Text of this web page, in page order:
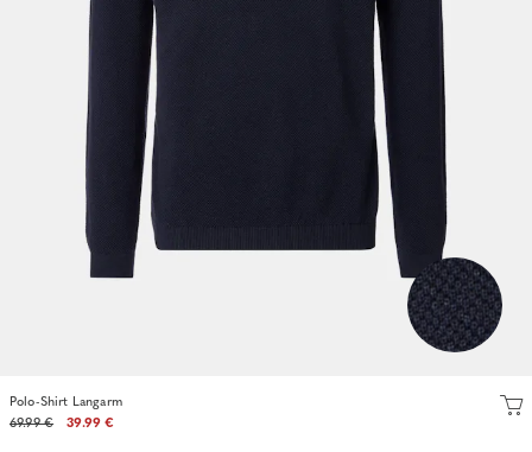
Polo-Shirt Langarm
69.99 €
39.99 €